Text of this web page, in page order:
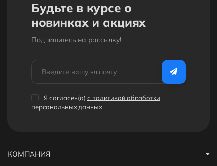
Будьте в курсе о
новинках и акциях
Подпишитесь на рассылкy!
Я согласен(a) с политикой обработки
персональных данных
КОМПАНИЯ